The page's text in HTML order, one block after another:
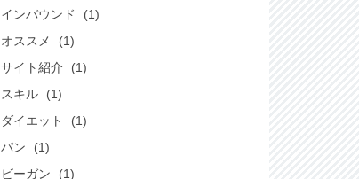
インバウンド
1
オススメ
1
サイト紹介
1
スキル
1
ダイエット
1
パン
1
ビーガン
1